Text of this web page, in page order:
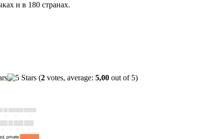
и в 180 странах.
(2 votes, average: 5,00 out of 5)